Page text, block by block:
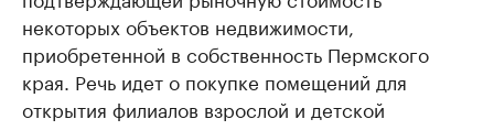
некоторых объектов недвижимости,
приобретенной в собственность Пермского
края. Речь идет о покупке помещений для
открытия филиалов взрослой и детской